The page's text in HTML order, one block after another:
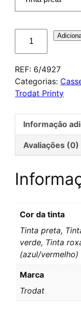
Quantidade
d'encrage
Trodat
6/4927
REF: 6/4927
Categorias:
Trodat Printy
Informação
Avaliações (0)
Cor da tinta
Tinta preta,
verde, Tinta
(azul/vermelho)
Marca
Trodat